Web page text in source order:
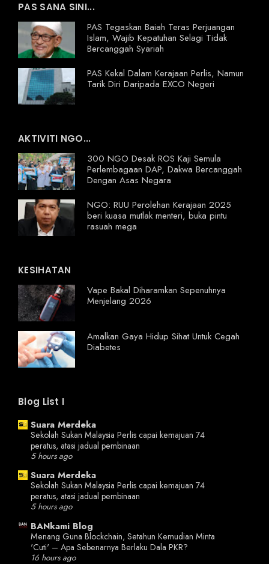
PAS SANA SINI...
PAS Tegaskan Baiah Teras Perjuangan
Islam, Wajib Kepatuhan Selagi Tidak
Bercanggah Syariah
PAS Kekal Dalam Kerajaan Perlis, Namun
Tarik Diri Daripada EXCO Negeri
AKTIVITI NGO...
300 NGO Desak ROS Kaji Semula
Perlembagaan DAP, Dakwa Bercanggah
Dengan Asas Negara
NGO: RUU Perolehan Kerajaan 2025
beri kuasa mutlak menteri, buka pintu
rasuah mega
KESIHATAN
Vape Bakal Diharamkan Sepenuhnya
Menjelang 2026
Amalkan Gaya Hidup Sihat Untuk Cegah
Diabetes
Blog List I
Suara Merdeka
Sekolah Sukan Malaysia Perlis capai kemajuan 74
peratus, atasi jadual pembinaan
5 hours ago
Suara Merdeka
Sekolah Sukan Malaysia Perlis capai kemajuan 74
peratus, atasi jadual pembinaan
5 hours ago
BANkami Blog
Menang Guna Blockchain, Setahun Kemudian Minta
'Cuti' – Apa Sebenarnya Berlaku Dala PKR?
16 hours ago